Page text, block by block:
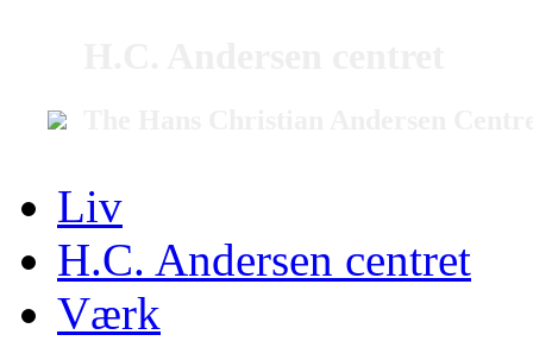
Liv
H.C. Andersen centret
Værk